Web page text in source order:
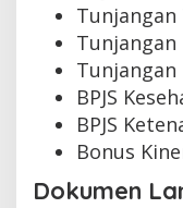
Tunjangan
Tunjangan
BPJS
BPJS
Bonus
Dokumen